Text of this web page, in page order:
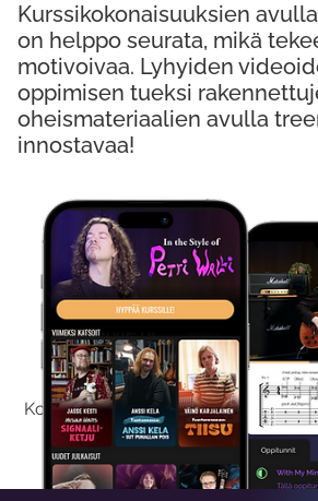
Kokeile
Kokeilemalla ilmaiseksi saat koko
viikon ajaksi.
Kurssikokonaisuuksien
on helppo seurata, mikä
motivoivaa. Lyhyiden
oppimisen tueksi
oheismateriaalien avulla
innostavaa!